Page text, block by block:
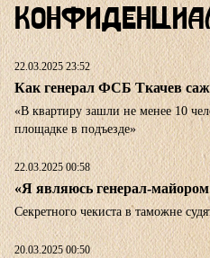
22.03.2025 23:52
Как генерал ФСБ Ткачев
«В квартиру зашли не менее 10
площадке в подъезде»
22.03.2025 00:58
«Я являюсь генерал-
Секретного чекиста в таможне
20.03.2025 00:50